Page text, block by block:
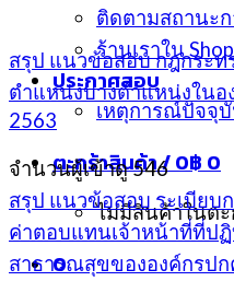
ติดตามสถานะก
ร้านเราใน
ประกาศสอบ
เหตุการณ์ปัจจุ
ตะกร้าสินค้า /0฿ 0
ไม่มีสินค้าในตะ
0
สรุป แนวข้อสอบ กฎกระท
ตำแหน่งบางตำแหน่งในอ
2563
จำนวนผู้เข้าดู546
สรุป แนวข้อสอบ ระเบียบ
ค่าตอบแทนเจ้าหน้าที่ที่ป
สาธารณสุขขององค์กรป